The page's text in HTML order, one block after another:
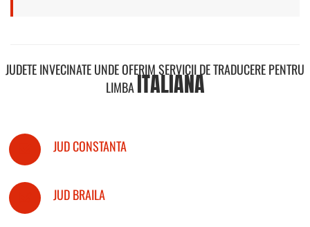
JUDETE INVECINATE UNDE OFERIM SERVICII DE TRADUCERE PENTRU
LIMBAITALIANA
JUD CONSTANTA
JUD BRAILA